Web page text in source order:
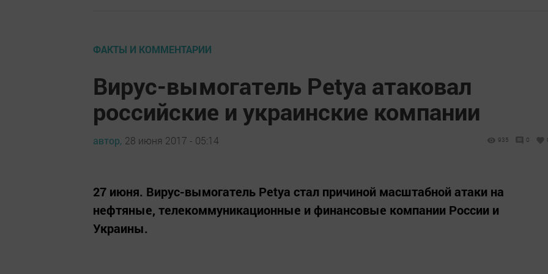
ФАКТЫ И КОММЕНТАРИИ
Вирус-вымогатель Petya атаковал
российские и украинские компании
автор, 28 июня 2017 - 05:14 935 0
27 июня. Вирус-вымогатель Petya стал причиной масштабной атаки на
нефтяные, телекоммуникационные и финансовые компании России и
Украины.